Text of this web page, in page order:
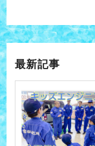
最新記事